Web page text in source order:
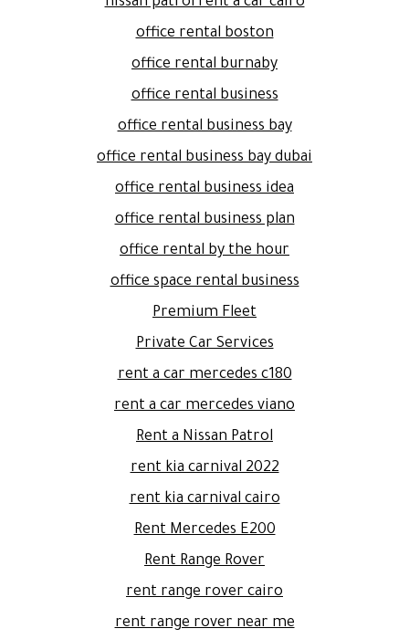
office rental boston
office rental burnaby
office rental business
office rental business bay
office rental business bay dubai
office rental business idea
office rental business plan
office rental by the hour
office space rental business
Premium Fleet
Private Car Services
rent a car mercedes c180
rent a car mercedes viano
Rent a Nissan Patrol
rent kia carnival 2022
rent kia carnival cairo
Rent Mercedes E200
Rent Range Rover
rent range rover cairo
rent range rover near me